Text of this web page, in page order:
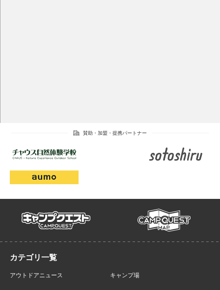
campquest campmap
アウトドアニュース キャンプ場